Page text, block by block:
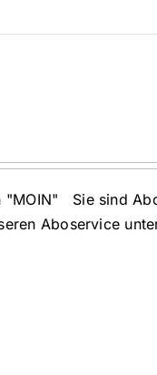
Sie sind
Aboservice